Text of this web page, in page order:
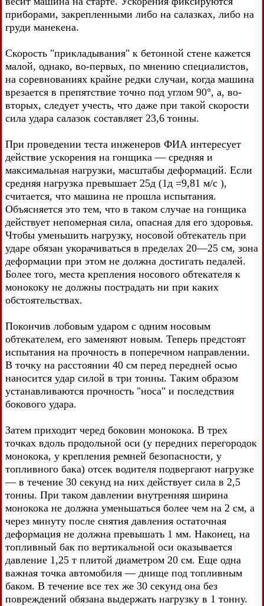
приборами, закрепленными либо на салазках, либо на
груди манекена.
Скорость "прикладывания" к бетонной стене кажется
малой, однако, во-первых, по мнению специалистов,
на соревнованиях крайне редки случаи, когда машина
врезается в препятствие точно под углом 90°, а, во-
вторых, следует учесть, что даже при такой скорости
сила удара салазок составляет 23,6 тонны.
При проведении теста инженеров ФИА интересует
действие ускорения на гонщика — средняя и
максимальная нагрузки, масштабы деформаций. Если
средняя нагрузка превышает 25д (1д =9,81 м/с ),
считается, что машина не прошла испытания.
Объясняется это тем, что в таком случае на гонщика
действует непомерная сила, опасная для его здоровья.
Чтобы уменьшить нагрузку, носовой обтекатель при
ударе обязан укорачиваться в пределах 20—25 см, зона
деформации при этом не должна достигать педалей.
Более того, места крепления носового обтекателя к
монококу не должны пострадать ни при каких
обстоятельствах.
Покончив лобовым ударом с одним носовым
обтекателем, его заменяют новым. Теперь предстоят
испытания на прочность в поперечном направлении.
В точку на расстоянии 40 см перед передней осью
наносится удар силой в три тонны. Таким образом
устанавливаются прочность "носа" и последствия
бокового удара.
Затем приходит черед боковин монокока. В трех
точках вдоль продольной оси (у передних перегородок
монокока, у крепления ремней безопасности, у
топливного бака) отсек водителя подвергают нагрузке
— в течение 30 секунд на них действует сила в 2,5
тонны. При таком давлении внутренняя ширина
монокока не должна уменьшаться более чем на 2 см, а
через минуту после снятия давления остаточная
деформация не должна превышать 1 мм. Наконец, на
топливный бак по вертикальной оси оказывается
давление 1,25 т плитой диаметром 20 см. Еще одна
важная точка автомобиля — днище под топливным
баком. В течение все тех же 30 секунд она без
повреждений обязана выдержать нагрузку в 1 тонну.